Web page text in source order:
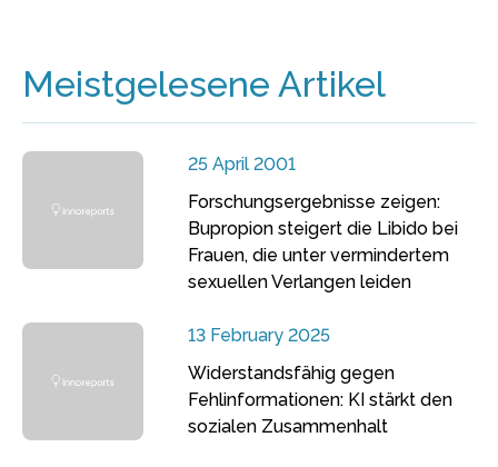
Meistgelesene Artikel
25 April 2001
Forschungsergebnisse zeigen:
Bupropion steigert die Libido bei
Frauen, die unter vermindertem
sexuellen Verlangen leiden
13 February 2025
Widerstandsfähig gegen
Fehlinformationen: KI stärkt den
sozialen Zusammenhalt